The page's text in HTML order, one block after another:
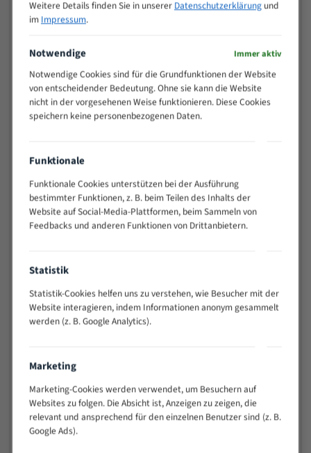
25 - 50
50 - 120
80 - 180
3/4
130 -
350
2/3
150 -
600
> 500
0,75/1,25
Vorteile:
Vielseitiges Bandsägeblatt für verschiedenste
Widerstandsfähig gegen Zahnbruch auch bei
schwierigen Werkstücken (Materialmischung,
wechselnde Verbindungslängen)
Sehr geringe Vibration
Technische Beschreibung:
Positiver Spanwinkel
Bandkörper aus hochlegiertem Federstahl
Legierte HSS-beschichtete Zahnspitzen
Weitere Details finden Sie in unserer Datenschutzerklärungund
im Impressum.
Notwendige Immer aktiv
Notwendige Cookies sind für die Grundfunktionen der Website
von entscheidender Bedeutung. Ohne sie kann die Website
nicht in der vorgesehenen Weise funktionieren. Diese Cookies
speichern keine personenbezogenen Daten.
Funktionale
Funktionale Cookies unterstützen bei der Ausführung
bestimmter Funktionen, z. B. beim Teilen des Inhalts der
Website auf Social-Media-Plattformen, beim Sammeln von
Feedbacks und anderen Funktionen von Drittanbietern.
Statistik
Statistik-Cookies helfen uns zu verstehen, wie Besucher mit der
Website interagieren, indem Informationen anonym gesammelt
werden (z. B. Google Analytics).
Marketing
Marketing-Cookies werden verwendet, um Besuchern auf
Websites zu folgen. Die Absicht ist, Anzeigen zu zeigen, die
relevant und ansprechend für den einzelnen Benutzer sind (z. B.
Google Ads).